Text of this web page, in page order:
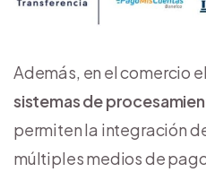
Además, en el comercio
sistemas de
permiten la integración
múltiples medios de